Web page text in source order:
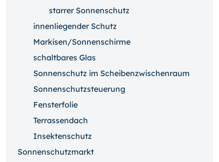
starrer Sonnenschutz
innenliegender Schutz
Markisen/Sonnenschirme
schaltbares Glas
Sonnenschutz im Scheibenzwischenraum
Sonnenschutzsteuerung
Fensterfolie
Terrassendach
Insektenschutz
Sonnenschutzmarkt